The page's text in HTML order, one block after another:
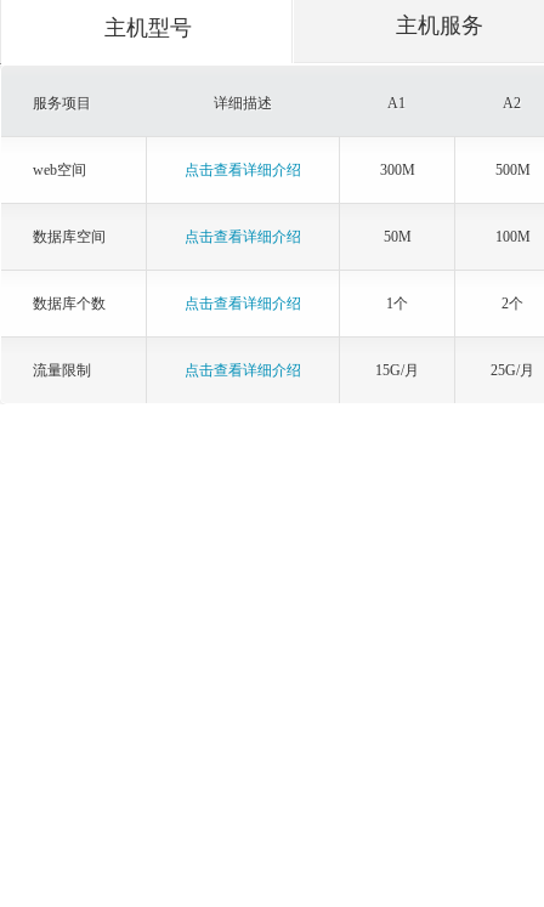
主机型号 主机服务
服务项目 详细描述 A1 A2
web空间 点击查看详细介绍 300M 500M
数据库空间 点击查看详细介绍 50M 100M
数据库个数 点击查看详细介绍 1个 2个
流量限制 点击查看详细介绍 15G/月 25G/月